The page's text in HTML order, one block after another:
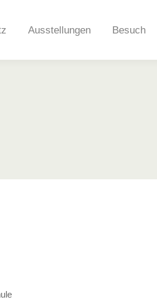
Ausstellungen Besuch